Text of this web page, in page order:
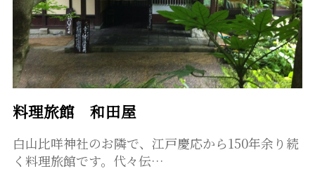
料理旅館 和田屋
白山比咩神社のお隣で、江戸慶応から150年余り続
く料理旅館です。代々伝…